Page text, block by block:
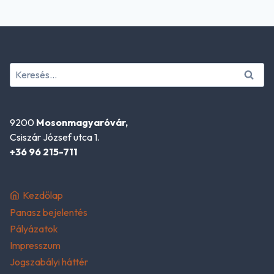
Keresés:
9200 Mosonmagyaróvár,
Csiszár József utca 1.
+36 96 215-711
Kezdőlap
Panasz bejelentés
Pályázatok
Impresszum
Jogszabályi háttér